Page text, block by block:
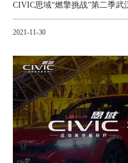
CIVIC思域“燃擎挑战”第二季武
2021-11-30